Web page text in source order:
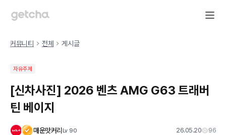
커뮤니티 전체 게시글
자유주제
[신차사진] 2026 벤츠 AMG G63 트래버
틴 베이지
매운맛커리 Lv 90 26.05.20 96